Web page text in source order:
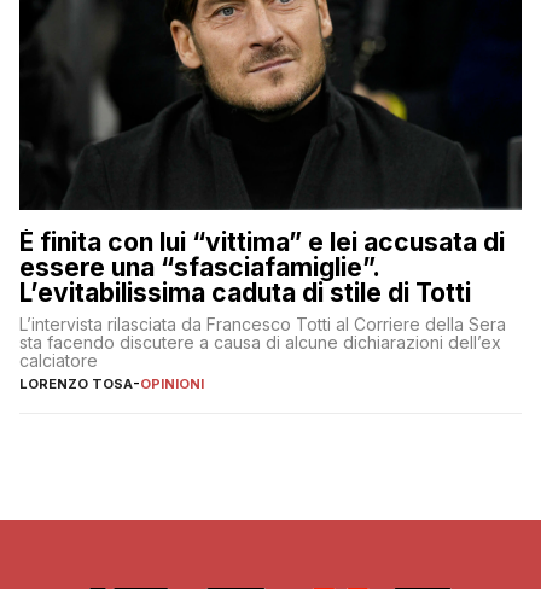
È finita con lui “vittima” e lei accusata di
essere una “sfasciafamiglie”.
L’evitabilissima caduta di stile di Totti
L’intervista rilasciata da Francesco Totti al Corriere della Sera
sta facendo discutere a causa di alcune dichiarazioni dell’ex
calciatore
LORENZO TOSA-OPINIONI